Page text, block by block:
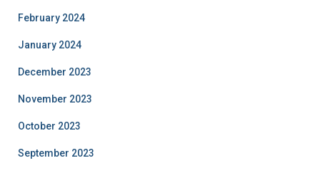
February 2024
January 2024
December 2023
November 2023
October 2023
September 2023